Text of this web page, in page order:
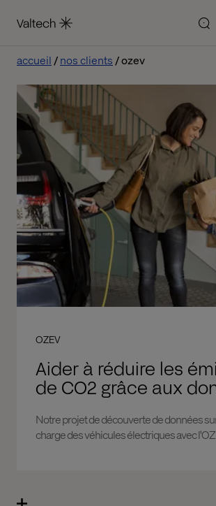
accueil nos clients ozev
OZEV
Aider à réduire les
de CO2 grâce aux
Notre projet de découverte de données
charge des véhicules électriques avec